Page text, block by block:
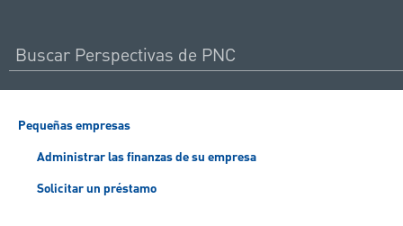
Pequeñas empresas
Administrar las finanzas de su empresa
Solicitar un préstamo